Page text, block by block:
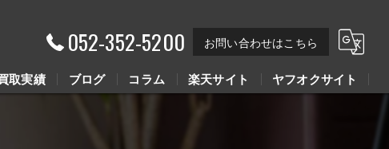
052-352-5200 お問い合わせはこちら
取実績 ブログ コラム 楽天サイト ヤフオクサイト